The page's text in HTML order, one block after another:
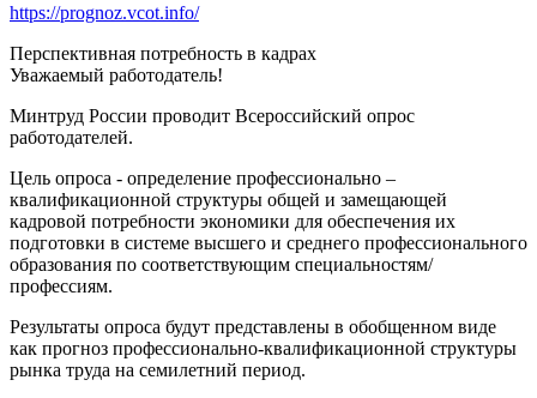
https://prognoz.vcot.info/
Перспективная потребность в кадрах
Уважаемый работодатель!
Минтруд России проводит Всероссийский опрос
работодателей.
Цель опроса - определение профессионально –
квалификационной структуры общей и замещающей
кадровой потребности экономики для обеспечения их
подготовки в системе высшего и среднего профессионального
образования по соответствующим специальностям/
профессиям.
Результаты опроса будут представлены в обобщенном виде
как прогноз профессионально-квалификационной структуры
рынка труда на семилетний период.